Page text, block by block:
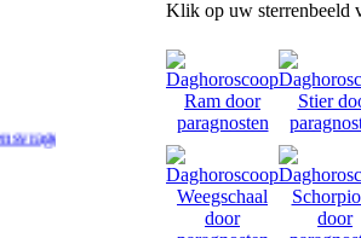
door paragnosten in
Klik op uw sterrenbeeld